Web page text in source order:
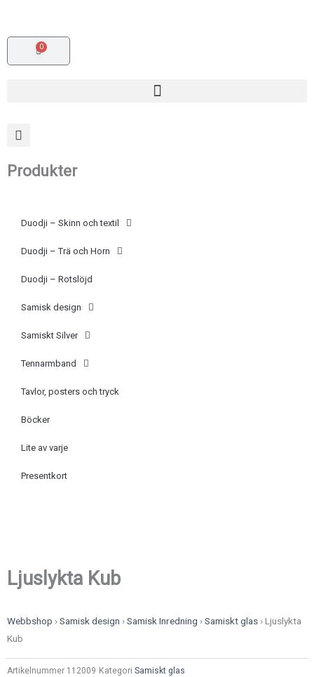
innehåll
0
Varukorg
Produkter
Duodji – Skinn och textil
Duodji – Trä och Horn
Duodji – Rotslöjd
Samisk design
Samiskt Silver
Tennarmband
Tavlor, posters och tryck
Böcker
Lite av varje
Presentkort
Ljuslykta Kub
Webbshop ›Samisk design ›Samisk Inredning ›Samiskt glas ›Ljuslykta
Kub
Artikelnummer 112009 Kategori Samiskt glas